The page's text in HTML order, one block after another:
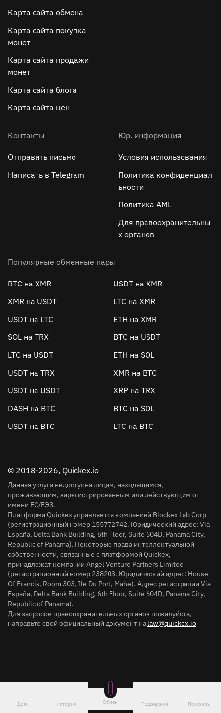
Карта сайта обмена
Карта сайта покупка
монет
Карта сайта продажи
монет
Карта сайта блога
Карта сайта цен
Контакты
Отправить письмо
Написать в Telegram
Юр. информация
Условия использования
Политика конфиденциал
ьности
Политика AML
Для правоохранительны
х органов
Популярные обменные пары
BTC на XMR
USDT на XMR
XMR на USDT
LTC на XMR
USDT на LTC
ETH на XMR
SOL на TRX
BTC на USDT
LTC на USDT
ETH на SOL
USDT на TRX
XMR на BTC
USDT на USDT
XRP на TRX
DASH на BTC
BTC на SOL
USDT на BTC
LTC на BTC
© 2018-2026, Quickex.io
Данная услуга недоступна лицам, находящимся,
проживающим, зарегистрированным или действующим от
имени ЕС/ЕЭЗ.
Платформа Quickex управляется компанией Blockex Lab Corp
(регистрационный номер 155772742. Юридический адрес: Via
España, Delta Bank Building, 6th Floor, Suite 604D, Panama City,
Republic of Panama). Некоторые права интеллектуальной
собственности, связанные с платформой Quickex,
принадлежат компании Angel Venture Partners Limited
(регистрационный номер 238203. Юридический адрес: House
Of Francis, Room 303, Ile Du Port, Mahe). Адрес регистрации Via
España, Delta Bank Building, 6th Floor, Suite 604D, Panama City,
Republic of Panama).
Для запросов правоохранительных органов пожалуйста,
направьте свой официальный документ на law@quickex.io
Дом История Обмен Поддержка Профиль